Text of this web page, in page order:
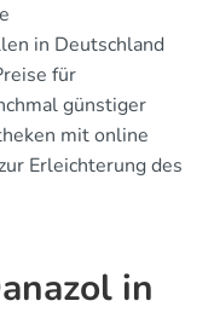
in Deutschland
für
günstiger
mit online
Erleichterung des
in